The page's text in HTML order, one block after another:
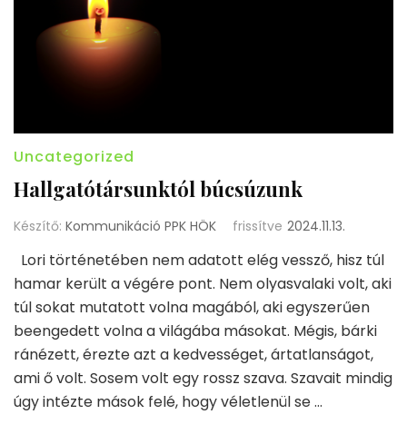
Uncategorized
Hallgatótársunktól búcsúzunk
Készítő: Kommunikáció PPK HÖK frissítve 2024.11.13.
Lori történetében nem adatott elég vessző, hisz túl
hamar került a végére pont. Nem olyasvalaki volt, aki
túl sokat mutatott volna magából, aki egyszerűen
beengedett volna a világába másokat. Mégis, bárki
ránézett, érezte azt a kedvességet, ártatlanságot,
ami ő volt. Sosem volt egy rossz szava. Szavait mindig
úgy intézte mások felé, hogy véletlenül se …